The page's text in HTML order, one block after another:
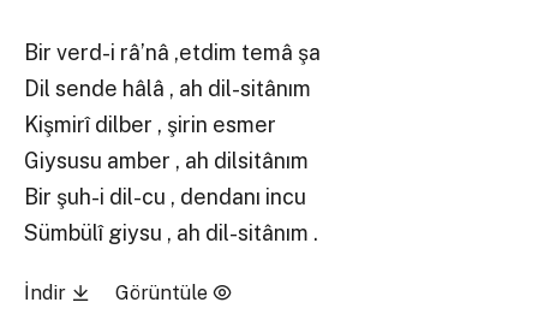
Bir verd-i râ’nâ ,etdim temâ şa
Dil sende hâlâ , ah dil-sitânım
Kişmirî dilber , şirin esmer
Giysusu amber , ah dilsitânım
Bir şuh-i dil-cu , dendanı incu
Sümbülî giysu , ah dil-sitânım .
İndir Görüntüle